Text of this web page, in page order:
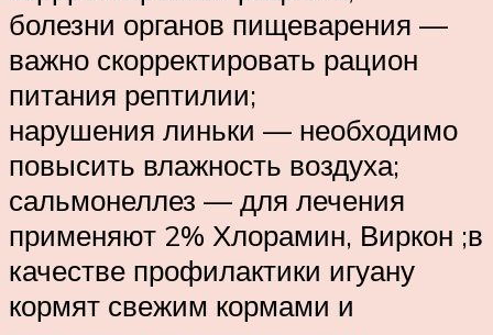
болезни органов пищеварения —
важно скорректировать рацион
питания рептилии;
нарушения линьки — необходимо
повысить влажность воздуха;
сальмонеллез — для лечения
применяют 2% Хлорамин, Виркон ;в
качестве профилактики игуану
кормят свежим кормами и